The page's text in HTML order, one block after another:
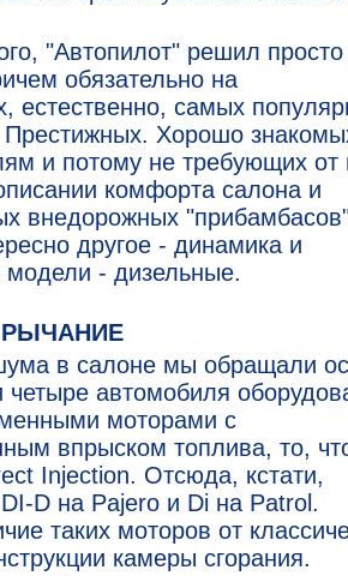
"Автопилот" решил просто
обязательно на
естественно, самых
Хорошо
и потому не требующих от
комфорта салона и
внедорожных
другое - динамика и
- дизельные.
в салоне мы обращали
четыре автомобиля
моторами с
впрыском топлива, то,
Injection. Отсюда, кстати,
D на Pajero и Di на Patrol.
таких моторов от
камеры сгорания.